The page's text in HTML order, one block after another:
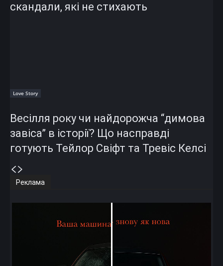
скандали, які не стихають
Love Story
Весілля року чи найдорожча “димова
завіса” в історії? Що насправді
готують Тейлор Свіфт та Тревіс Келсі
Реклама